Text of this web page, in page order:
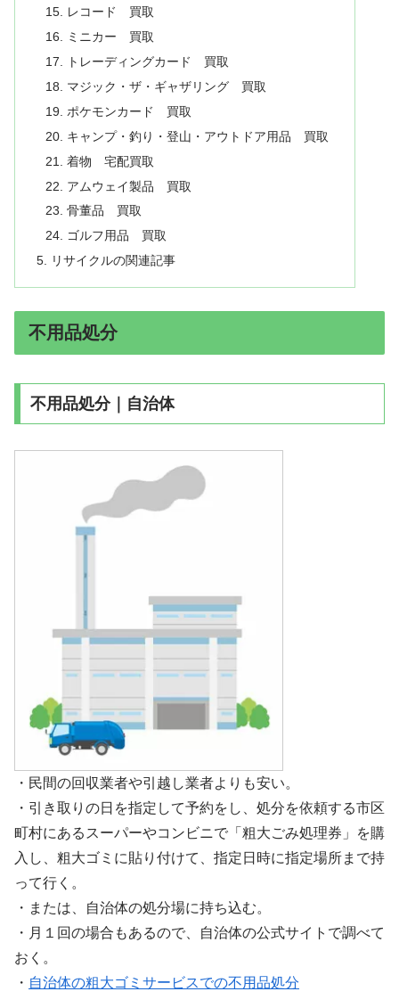
レコード 買取
ミニカー 買取
トレーディングカード 買取
マジック・ザ・ギャザリング 買取
ポケモンカード 買取
キャンプ・釣り・登山・アウトドア用品 買取
着物 宅配買取
アムウェイ製品 買取
骨董品 買取
ゴルフ用品 買取
リサイクルの関連記事
不用品処分
不用品処分｜自治体
・民間の回収業者や引越し業者よりも安い。
・引き取りの日を指定して予約をし、処分を依頼する市区
町村にあるスーパーやコンビニで「粗大ごみ処理券」を購
入し、粗大ゴミに貼り付けて、指定日時に指定場所まで持
って行く。
・または、自治体の処分場に持ち込む。
・月１回の場合もあるので、自治体の公式サイトで調べて
おく。
・ 自治体の粗大ゴミサービスでの不用品処分